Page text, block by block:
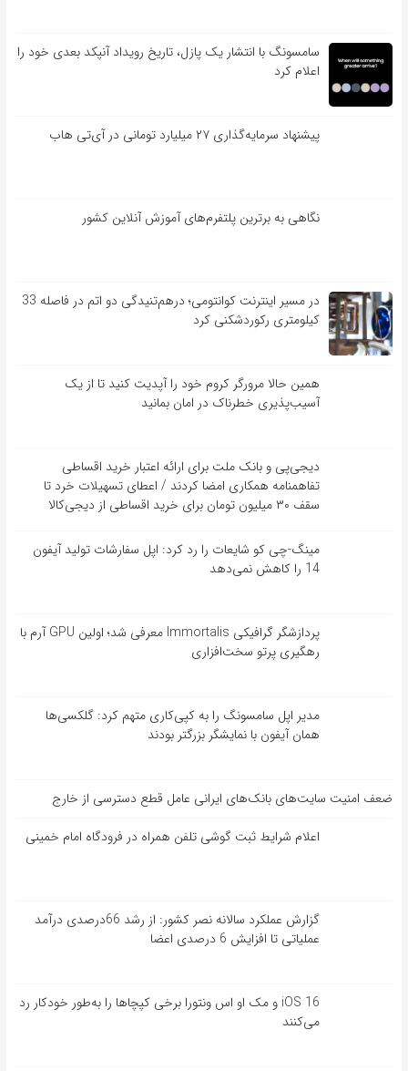
سامسونگ با انتشار یک پازل، تاریخ رویداد آنپکد بعدی خود را
اعلام کرد
پیشنهاد سرمایه‌گذاری ۲۷ میلیارد تومانی در آی‌تی هاب
نگاهی به برترین پلتفرم‌های آموزش آنلاین کشور
در مسیر اینترنت کوانتومی؛ درهم‌تنیدگی دو اتم در فاصله 33
کیلومتری رکوردشکنی کرد
همین حالا مرورگر کروم خود را آپدیت کنید تا از یک
آسیب‌‌‌‌پذیری خطرناک در امان بمانید
دیجی‌پی و بانک ملت برای ارائه اعتبار خرید اقساطی
تفاهم‎نامه همکاری امضا کردند / اعطای تسهیلات خرد تا
سقف ۳۰ میلیون تومان برای خرید اقساطی از دیجی‌کالا
مینگ-چی کو شایعات را رد کرد: اپل سفارشات تولید آیفون
14 را کاهش نمی‌دهد
پردازشگر گرافیکی Immortalis معرفی شد؛ اولین GPU آرم با
رهگیری پرتو سخت‌افزاری
مدیر اپل سامسونگ را به کپی‌کاری متهم کرد: گلکسی‌ها
همان آیفون با نمایشگر بزرگتر بودند
ضعف امنیت سایت‌های بانک‌های ایرانی عامل قطع دسترسی از خارج
اعلام شرایط ثبت گوشی تلفن همراه در فرودگاه امام خمینی
گزارش عملکرد سالانه نصر کشور: از رشد 66درصدی درآمد
عملیاتی تا افزایش 6 درصدی اعضا
iOS 16 و مک او اس ونتورا برخی کپچاها را به‌طور خودکار رد
می‌کنند